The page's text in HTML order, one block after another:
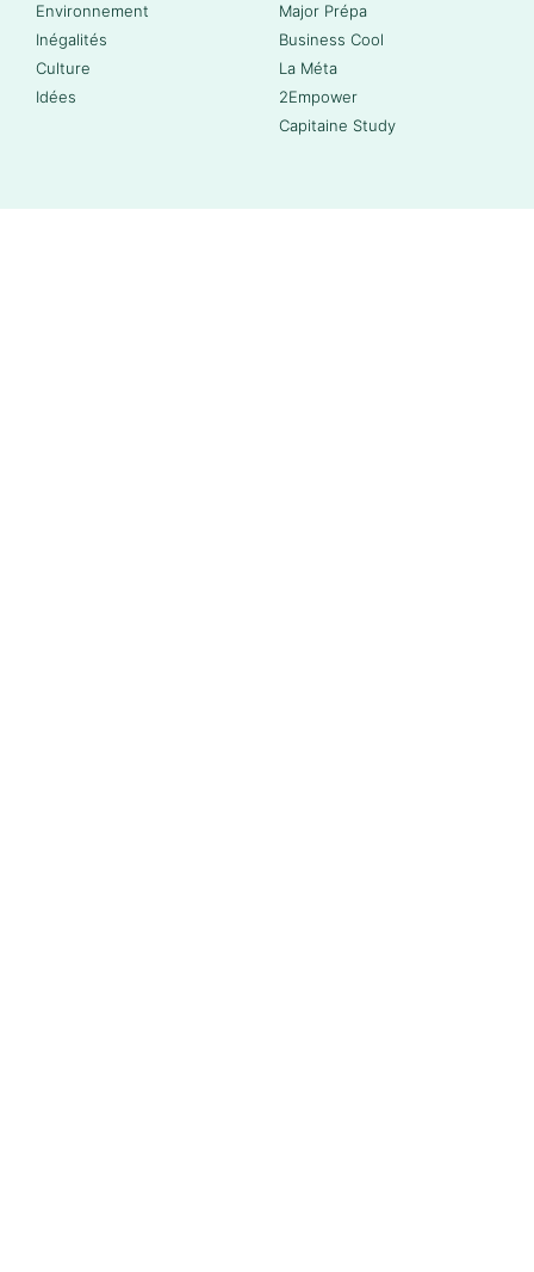
Environnement
Inégalités
Culture
Idées
Major Prépa
Business Cool
La Méta
2Empower
Capitaine Study